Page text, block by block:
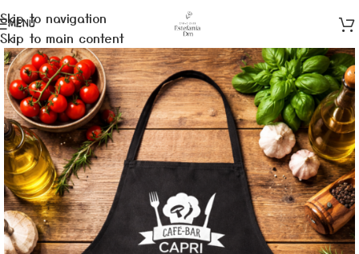
Skip to navigation
Skip to main content
MENÚ